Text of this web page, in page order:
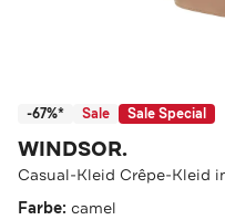
-67%* Sale Sale Special
WINDSOR.
Casual-Kleid Crêpe-Kleid
Farbe: camel